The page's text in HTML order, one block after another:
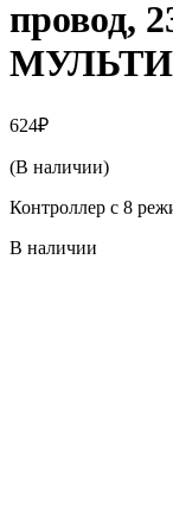
провод,
624₽
(В наличии)
Контроллер с 8
В наличии